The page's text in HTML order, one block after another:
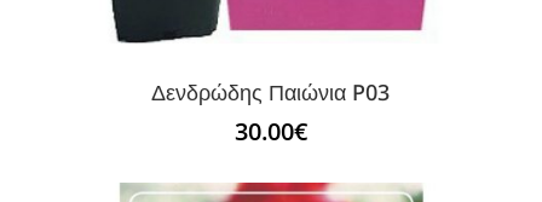
Δενδρώδης Παιώνια P03
30.00€